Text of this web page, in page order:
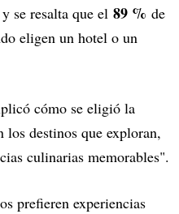
se resalta que el 89 % de
eligen un hotel o un
cómo se eligió la
los destinos que exploran,
culinarias memorables".
prefieren experiencias